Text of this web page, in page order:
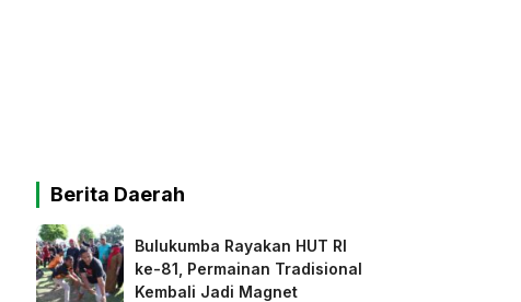
Berita Daerah
Bulukumba Rayakan HUT RI
ke-81, Permainan Tradisional
Kembali Jadi Magnet